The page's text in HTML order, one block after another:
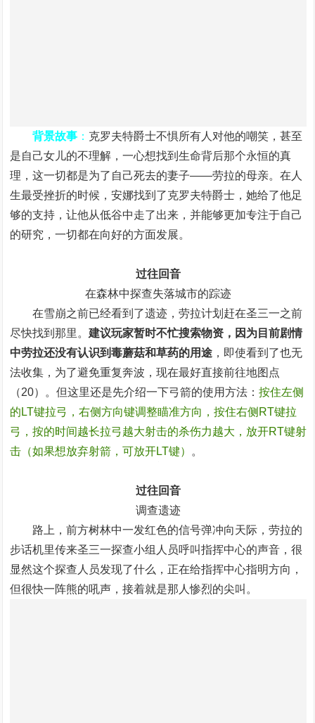
背景故事 ： 克罗夫特爵士不惧所有人对他的嘲笑，甚至
是自己女儿的不理解，一心想找到生命背后那个永恒的真
理，这一切都是为了自己死去的妻子——劳拉的母亲。在人
生最受挫折的时候，安娜找到了克罗夫特爵士，她给了他足
够的支持，让他从低谷中走了出来，并能够更加专注于自己
的研究，一切都在向好的方面发展。
过往回音
在森林中探查失落城市的踪迹
在雪崩之前已经看到了遗迹，劳拉计划赶在圣三一之前
尽快找到那里。 建议玩家暂时不忙搜索物资，因为目前剧情
中劳拉还没有认识到毒蘑菇和草药的用途 ，即使看到了也无
法收集，为了避免重复奔波，现在最好直接前往地图点
（20）。但这里还是先介绍一下弓箭的使用方法： 按住左侧
的LT键拉弓，右侧方向键调整瞄准方向，按住右侧RT键拉
弓，按的时间越长拉弓越大射击的杀伤力越大，放开RT键射
击（如果想放弃射箭，可放开LT键）
。
过往回音
调查遗迹
路上，前方树林中一发红色的信号弹冲向天际，劳拉的
步话机里传来圣三一探查小组人员呼叫指挥中心的声音，很
显然这个探查人员发现了什么，正在给指挥中心指明方向，
但很快一阵熊的吼声，接着就是那人惨烈的尖叫。